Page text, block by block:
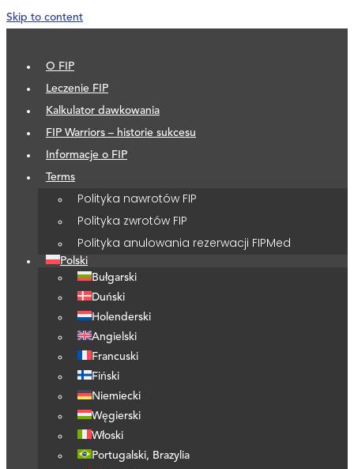
Skip to content
O FIP
Leczenie FIP
Kalkulator dawkowania
FIP Warriors – historie sukcesu
Informacje o FIP
Terms
Polityka nawrotów FIP
Polityka zwrotów FIP
Polityka anulowania rezerwacji FIPMed
Polski
Bułgarski
Duński
Holenderski
Angielski
Francuski
Fiński
Niemiecki
Węgierski
Włoski
Portugalski, Brazylia